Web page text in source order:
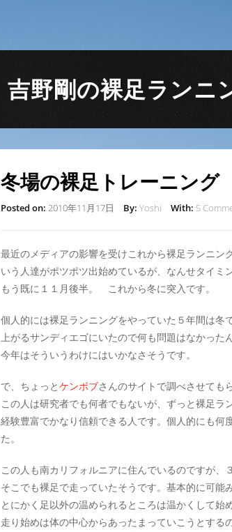
吉野剛の裸足ランニ
冬場の裸足トレーニング
Posted on: 2010年11月17日 By: Yoshi With: 5
最近のメディアの影響を受けこれから裸足ランニン
いう人達がポツポツ出始めているが、なんせタイミ
もう既に１１月後半。 これから冬に突入です。
個人的には裸足ランニングをやっていた５年間は冬
上がるサンディエゴにいたので何も問題はなかった
今年はそういうわけにはいかなさそうです。
で、ちょっとケンボブさんのサイトで調べさせても
この人は研究者でも何者でもないが、ずっと裸足ラ
経験豊富でかなり信頼できる人です。個人的にも何
た。
この人も南カリフォルニアに住んでいるのですが、
そこでも裸足で走っていたそうです。基本的に可能
とにかく足以外の温められるところは温かくして始
走り始めは体の中心からあったまっていこうとする